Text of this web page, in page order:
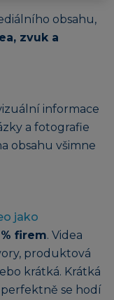
obsahu,
zvuk a
informace
a fotografie
obsahu všimne
jako
firem. Videa
produktová
krátká. Krátká
se hodí